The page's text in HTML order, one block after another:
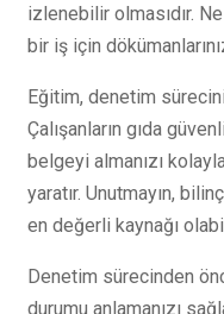
izlenebilir olmasıdır.
bir iş için
Eğitim, denetim
Çalışanların gıda
belgeyi almanızı
yaratır. Unutmayın,
en değerli kaynağı
Denetim sürecinden
durumu anlamanızı